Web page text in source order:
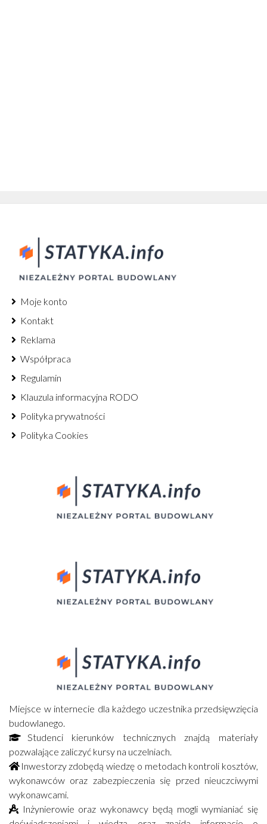
Moje konto
Kontakt
Reklama
Współpraca
Regulamin
Klauzula informacyjna RODO
Polityka prywatności
Polityka Cookies
Miejsce w internecie dla każdego uczestnika przedsięwzięcia
budowlanego.
Studenci kierunków technicznych znajdą materiały
pozwalające zaliczyć kursy na uczelniach.
Inwestorzy zdobędą wiedzę o metodach kontroli kosztów,
wykonawców oraz zabezpieczenia się przed nieuczciwymi
wykonawcami.
Inżynierowie oraz wykonawcy będą mogli wymianiać się